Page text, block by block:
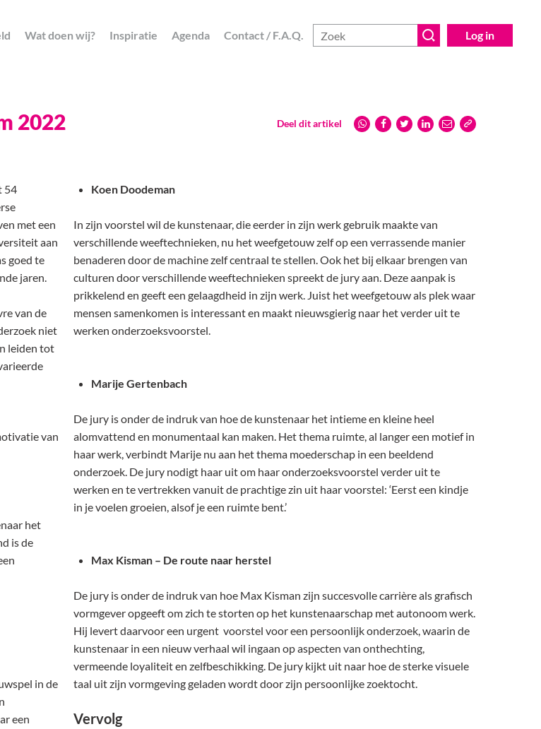
Wat doen wij? Inspiratie Agenda Contact / F.A.Q. Log in
2022 Deel dit artikel
54
met een
aan
goed te
jaren.
van de
niet
leiden tot
van
het
is de
in de
een
Koen Doodeman
In zijn voorstel wil de kunstenaar, die eerder in zijn werk gebruik maakte van
verschillende weeftechnieken, nu het weefgetouw zelf op een verrassende manier
benaderen door de machine zelf centraal te stellen. Ook het bij elkaar brengen van
culturen door verschillende weeftechnieken spreekt de jury aan. Deze aanpak is
prikkelend en geeft een gelaagdheid in zijn werk. Juist het weefgetouw als plek waar
mensen samenkomen is interessant en maakt nieuwsgierig naar het verder uit te
werken onderzoeksvoorstel.
Marije Gertenbach
De jury is onder de indruk van hoe de kunstenaar het intieme en kleine heel
alomvattend en monumentaal kan maken. Het thema ruimte, al langer een motief in
haar werk, verbindt Marije nu aan het thema moederschap in een beeldend
onderzoek. De jury nodigt haar uit om haar onderzoeksvoorstel verder uit te
werken en te vertrekken vanuit de prachtige zin uit haar voorstel: ‘Eerst een kindje
in je voelen groeien, alsof je een ruimte bent.’
Max Kisman – De route naar herstel
De jury is onder de indruk van hoe Max Kisman zijn succesvolle carrière als grafisch
vormgever opgeeft om zich te storten op het kunstenaarschap met autonoom werk.
Hij levert daarvoor een urgent voorstel voor een persoonlijk onderzoek, waarin de
kunstenaar in een nieuw verhaal wil ingaan op aspecten van onthechting,
vermeende loyaliteit en zelfbeschikking. De jury kijkt uit naar hoe de sterke visuele
taal uit zijn vormgeving geladen wordt door zijn persoonlijke zoektocht.
Vervolg